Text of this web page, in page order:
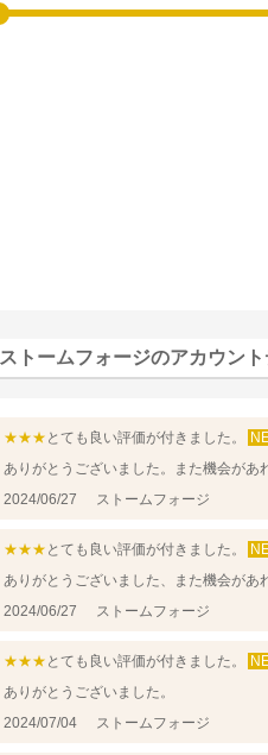
ストームフォージのアカウン
★★★ とても良い評価が付きました。
ありがとうございました。また機会があ
2024/06/27
ストームフォージ
★★★ とても良い評価が付きました。
ありがとうございました、また機会があ
2024/06/27
ストームフォージ
★★★ とても良い評価が付きました。
ありがとうございました。
2024/07/04
ストームフォージ